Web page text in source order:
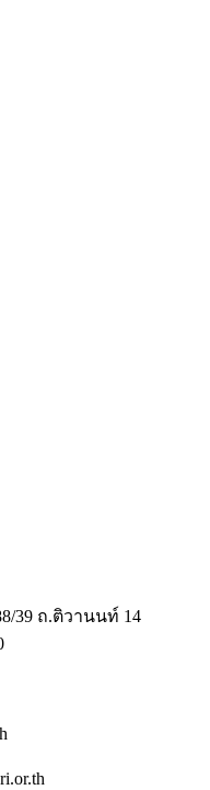
39 ถ.ติวานนท์ 14